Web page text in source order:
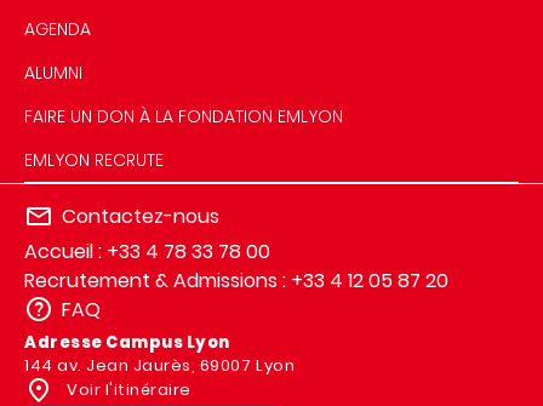
AGENDA
ALUMNI
FAIRE UN DON À LA FONDATION EMLYON
EMLYON RECRUTE
Contactez-nous
Accueil : +33 4 78 33 78 00
Recrutement & Admissions : +33 4 12 05 87 20
FAQ
Adresse Campus Lyon
144 av. Jean Jaurès, 69007 Lyon
Voir l'itinéraire